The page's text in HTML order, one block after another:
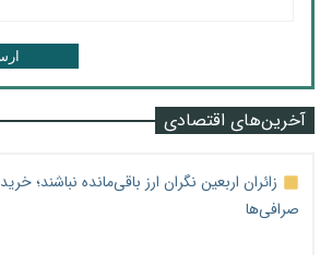
آخرین‌های اقتصادی
زائران اربعین نگران ارز باقی‌مانده نباشند؛
صرافی‌ها